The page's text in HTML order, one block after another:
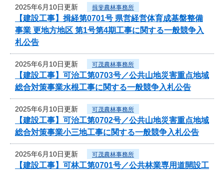
2025年6月10日更新 揖斐農林事務所
【建設工事】揖経第0701号 県営経営体育成基盤整備
事業 更地方地区 第1号第4期工事に関する一般競争入
札公告
2025年6月10日更新 可茂農林事務所
【建設工事】可治工第0703号／公共山地災害重点地域
総合対策事業水根工事に関する一般競争入札公告
2025年6月10日更新 可茂農林事務所
【建設工事】可治工第0702号／公共山地災害重点地域
総合対策事業小三地工事に関する一般競争入札公告
2025年6月10日更新 可茂農林事務所
【建設工事】可林工第0701号／公共林業専用道開設工